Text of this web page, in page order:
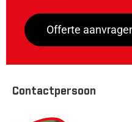
Offerte
Contactpersoon